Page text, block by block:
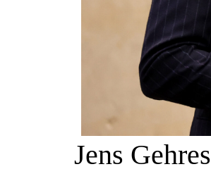
Jens Gehres